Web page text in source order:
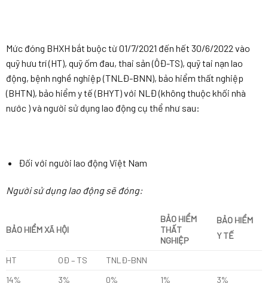
Mức đóng BHXH bắt buộc từ 01/7/2021 đến hết 30/6/2022 vào
quỹ hưu trí (HT), quỹ ốm đau, thai sản (ÔĐ-TS), quỹ tai nạn lao
động, bệnh nghề nghiệp (TNLĐ-BNN), bảo hiểm thất nghiệp
(BHTN), bảo hiểm y tế (BHYT) với NLĐ (không thuộc khối nhà
nước ) và người sử dụng lao động cụ thể như sau:
Đối với người lao động Việt Nam
Người sử dụng lao động sẽ đóng:
BẢO HIỂM XÃ HỘI
BẢO HIỂM
THẤT
NGHIỆP
BẢO HIỂM
Y TẾ
HT OĐ – TS
TNLĐ-BNN
14%
3% 0% 1% 3%